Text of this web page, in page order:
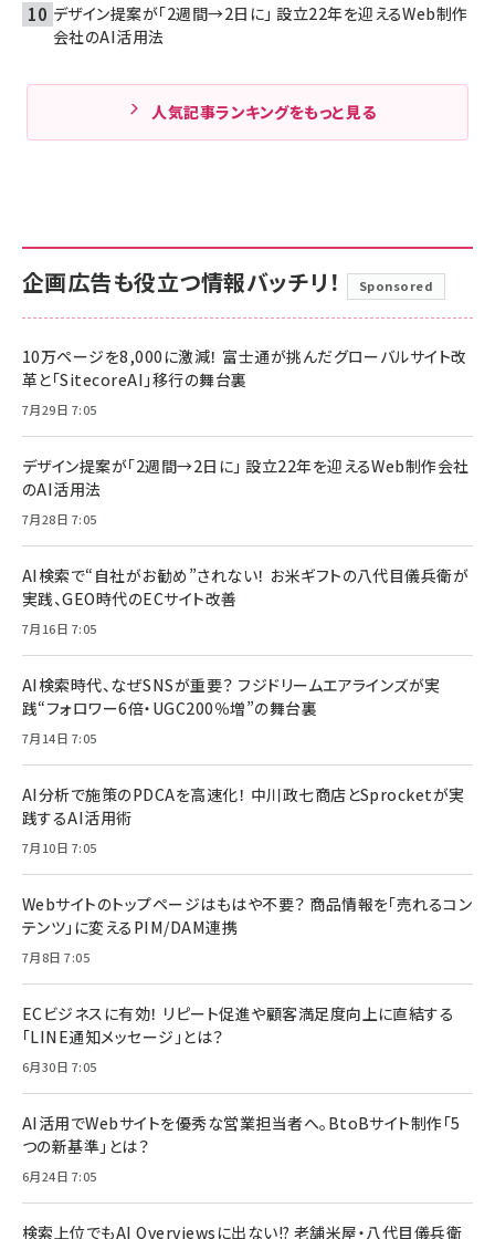
デザイン提案が「2週間→2日に」 設立22年を迎えるWeb制作
会社のAI活用法
人気記事ランキングをもっと見る
企画広告も役立つ情報バッチリ！ Sponsored
10万ページを8,000に激減！ 富士通が挑んだグローバルサイト改
革と「SitecoreAI」移行の舞台裏
7月29日 7:05
デザイン提案が「2週間→2日に」 設立22年を迎えるWeb制作会社
のAI活用法
7月28日 7:05
AI検索で“自社がお勧め”されない！ お米ギフトの八代目儀兵衛が
実践、GEO時代のECサイト改善
7月16日 7:05
AI検索時代、なぜSNSが重要？ フジドリームエアラインズが実
践“フォロワー6倍・UGC200％増”の舞台裏
7月14日 7:05
AI分析で施策のPDCAを高速化！ 中川政七商店とSprocketが実
践するAI活用術
7月10日 7:05
Webサイトのトップページはもはや不要？ 商品情報を「売れるコン
テンツ」に変えるPIM/DAM連携
7月8日 7:05
ECビジネスに有効！ リピート促進や顧客満足度向上に直結する
「LINE通知メッセージ」とは？
6月30日 7:05
AI活用でWebサイトを優秀な営業担当者へ。BtoBサイト制作「5
つの新基準」とは？
6月24日 7:05
検索上位でもAI Overviewsに出ない!? 老舗米屋・八代目儀兵衛